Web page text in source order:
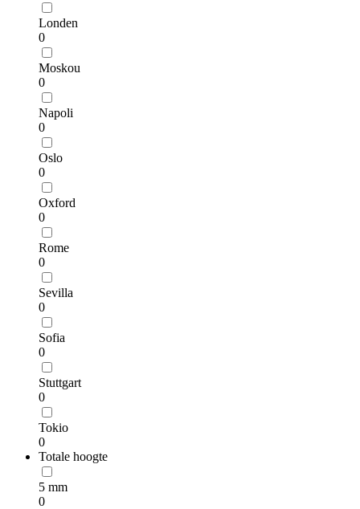
Londen
0
Moskou
0
Napoli
0
Oslo
0
Oxford
0
Rome
0
Sevilla
0
Sofia
0
Stuttgart
0
Tokio
0
Totale hoogte
5 mm
0